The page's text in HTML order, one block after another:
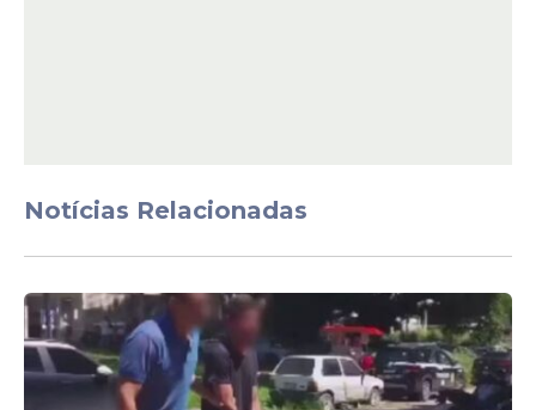
MPPE iria acompanhar as investigações.
visita imediata ao local. Uma equipe de
plantão do DHPP foi destacada e concluiu
o trabalho na cena do crime ainda na
madrugada da terça (21).
Notícias Relacionadas